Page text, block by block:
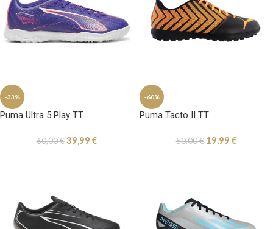
-33%
Puma Ultra 5 Play TT
60,00€ 39,99 €
-60%
Puma Tacto II TT
50,00€ 19,99 €